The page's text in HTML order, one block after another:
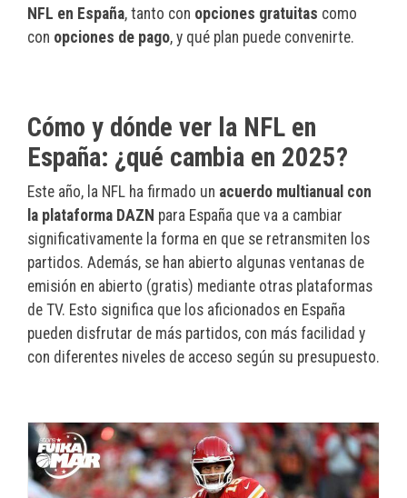
NFL en España, tanto con opciones gratuitas como
con opciones de pago, y qué plan puede convenirte.
Cómo y dónde ver la NFL en
España: ¿qué cambia en 2025?
Este año, la NFL ha firmado un acuerdo multianual con
la plataforma DAZN para España que va a cambiar
significativamente la forma en que se retransmiten los
partidos. Además, se han abierto algunas ventanas de
emisión en abierto (gratis) mediante otras plataformas
de TV. Esto significa que los aficionados en España
pueden disfrutar de más partidos, con más facilidad y
con diferentes niveles de acceso según su presupuesto.